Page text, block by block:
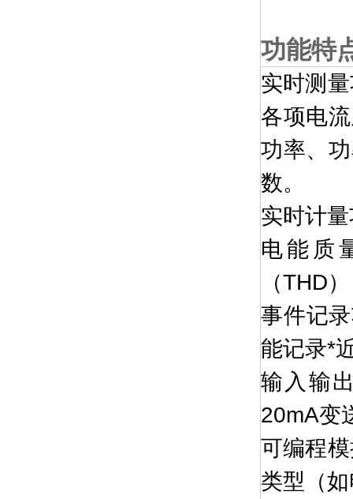
功能特
实时测
各项电
功率、
数。
实时计
电能质
（THD
事件记
能记录*
输入输
20mA变
可编程
类型（